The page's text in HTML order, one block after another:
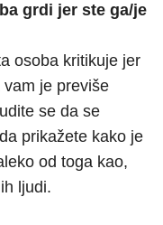
grdi jer ste ga/je
osoba kritikuje jer
je previše
se da se
prikažete kako je
od toga kao,
ljudi.